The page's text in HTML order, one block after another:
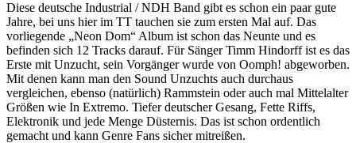
Diese deutsche Industrial / NDH Band gibt es schon ein paar gute
Jahre, bei uns hier im TT tauchen sie zum ersten Mal auf. Das
vorliegende „Neon Dom“ Album ist schon das Neunte und es
befinden sich 12 Tracks darauf. Für Sänger Timm Hindorff ist es das
Erste mit Unzucht, sein Vorgänger wurde von Oomph! abgeworben.
Mit denen kann man den Sound Unzuchts auch durchaus
vergleichen, ebenso (natürlich) Rammstein oder auch mal Mittelalter
Größen wie In Extremo. Tiefer deutscher Gesang, Fette Riffs,
Elektronik und jede Menge Düsternis. Das ist schon ordentlich
gemacht und kann Genre Fans sicher mitreißen.